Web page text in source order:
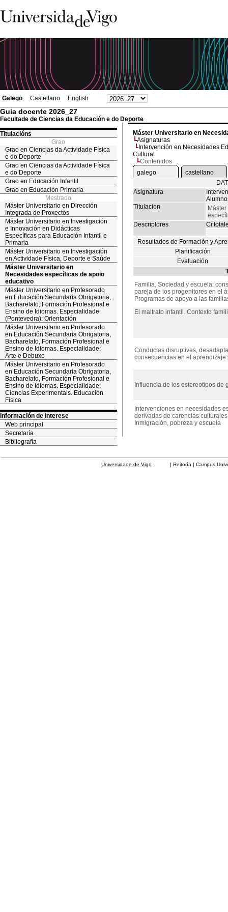
Galego Castellano English
Guia docente 2026_27
Facultade de Ciencias da Educación e do Deporte
Titulacións
Grao
Grao en Ciencias da Actividade Física
e do Deporte
Grao en Ciencias da Actividade Física
e do Deporte
Grao en Educación Infantil
Grao en Educación Primaria
Mestrado
Máster Universitario en Dirección
Integrada de Proxectos
Máster Universitario en Investigación
e Innovación en Didácticas
Específicas para Educación Infantil e
Primaria
Máster Universitario en Investigación
en Actividade Física, Deporte e Saúde
Máster Universitario en
Necesidades específicas de apoio
educativo
Máster Universitario en Profesorado
en Educación Secundaria Obrigatoria,
Bacharelato, Formación Profesional e
Ensino de Idiomas. Especialidade
(Pontevedra): Orientación
Máster Universitario en Profesorado
en Educación Secundaria Obrigatoria,
Bacharelato, Formación Profesional e
Ensino de Idiomas. Especialidade:
Arte e Debuxo
Máster Universitario en Profesorado
en Educación Secundaria Obrigatoria,
Bacharelato, Formación Profesional e
Ensino de Idiomas. Especialidade:
Ciencias Experimentais. Educación
Física
Información de interese
Web principal
Secretaría
Bibliografía
Máster Universitario en
Asignaturas
Intervención en Necesidades
Cultural
Contenidos
galego
castellano
Asignatura
Titulacion
Descriptores
Resultados de Formación y
Planificación
Evaluación
Familia, Sociedad y escuela:
pareja de los progenitores en el
Programas de apoyo a las
El maltrato infantil. Contexto
Conductas disruptivas,
consecuencias en el
Influencia de los estereotipos de
Intervenciones en necesidades
derivadas de carencias
Inmigración, pobreza y escuela
Universidade de Vigo | Reitoría | Campus